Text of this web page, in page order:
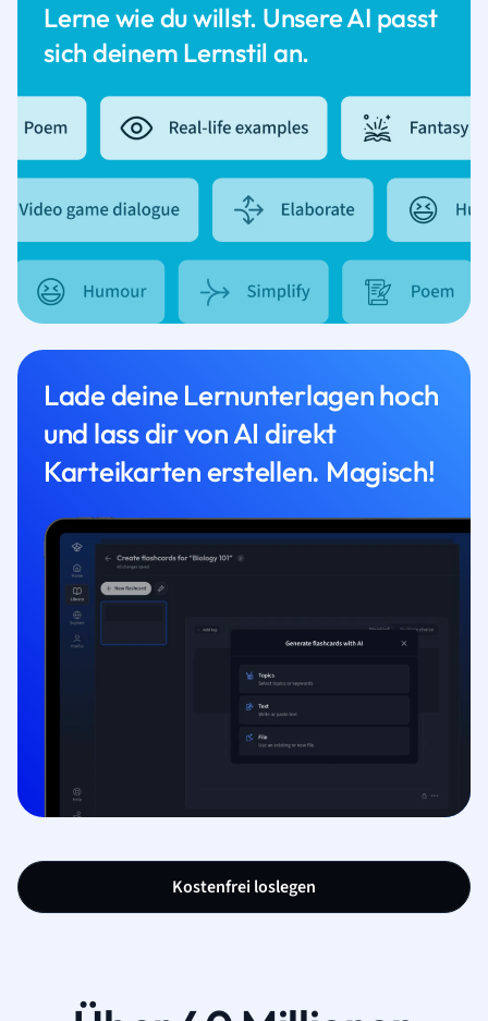
Lerne wie du willst. Unsere AI passt
sich deinem Lernstil an.
Lade deine Lernunterlagen hoch
und lass dir von AI direkt
Karteikarten erstellen. Magisch!
Kostenfrei loslegen